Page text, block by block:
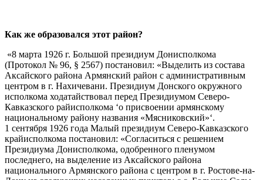
Как же образовался этот район?
«8 марта 1926 г. Большой президиум Донисполкома
(Протокол № 96, § 2567) постановил: «Выделить из состава
Аксайского района Армянский район с административным
центром в г. Нахичевани. Президиум Донского окружного
исполкома ходатайствовал перед Президиумом Северо-
Кавказского райисполкома ‘о присвоении армянскому
национальному району названия «Мясниковский»‘.
1 сентября 1926 года Малый президиум Северо-Кавказского
крайисполкома постановил: «Согласиться с решением
Президиума Донисполкома, одобренного пленумом
последнего, на выделение из Аксайского района
национального Армянского района с центром в г. Ростове-на-